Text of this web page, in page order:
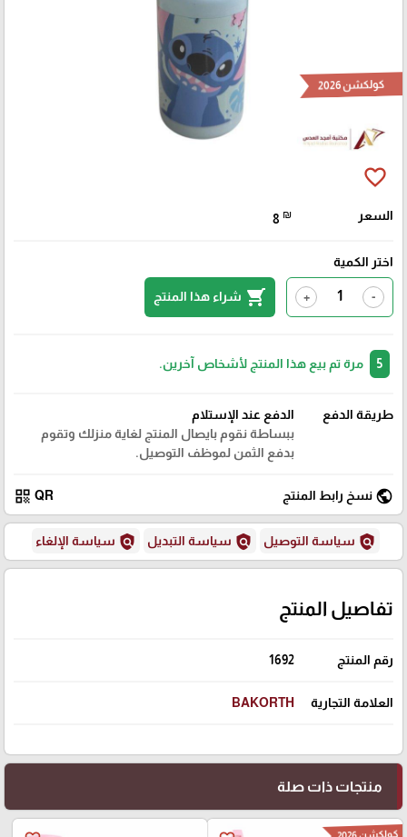
كولكشن 2026
favorite_border
السعر 8 ₪
اختر الكمية
-
+
shopping_cart شراء هذا المنتج
مرة تم بيع هذا المنتج لأشخاص آخرين.
طريقة الدفع
الدفع عند الإستلام
ببساطة نقوم بايصال المنتج لغاية منزلك وتقوم
بدفع الثمن لموظف التوصيل.
public نسخ رابط المنتج QR
qr_code
policy سياسة التوصيل policy سياسة التبديل policy سياسة الإلغاء
تفاصيل المنتج
رقم المنتج 1692
العلامة التجارية BAKORTH
منتجات ذات صلة
كولكشن 2026